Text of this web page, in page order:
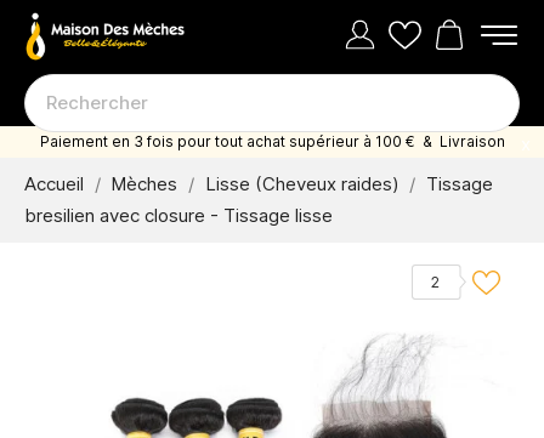
Paiement en 3 fois pour tout achat supérieur à 100 € & Livraison
offerte dès 35 euro d'achat
Accueil Mèches Lisse (Cheveux raides)
Tissage
bresilien avec closure - Tissage lisse
2